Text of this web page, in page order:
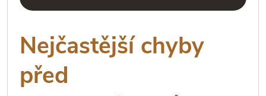
Nejčastější chyby
před